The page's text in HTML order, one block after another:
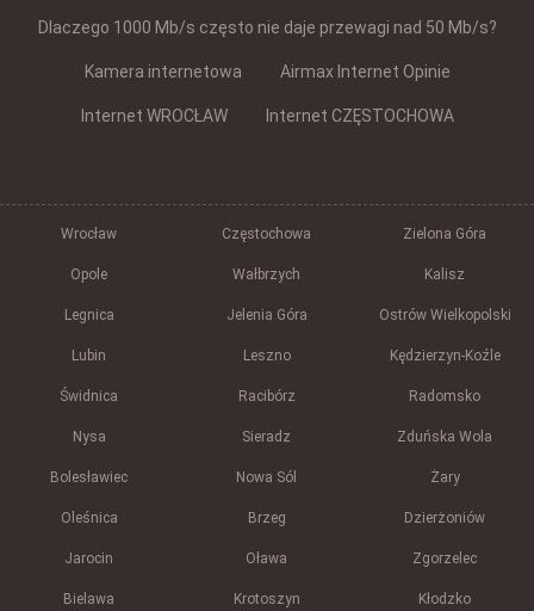
Dlaczego 1000 Mb/s często nie daje przewagi nad 50 Mb/s?
Kamera internetowa Airmax Internet Opinie
Internet WROCŁAW Internet CZĘSTOCHOWA
Wrocław Częstochowa Zielona Góra
Opole Wałbrzych Kalisz
Legnica Jelenia Góra Ostrów Wielkopolski
Lubin Leszno Kędzierzyn-Koźle
Świdnica Racibórz Radomsko
Nysa Sieradz Zduńska Wola
Bolesławiec Nowa Sól Żary
Oleśnica Brzeg Dzierżoniów
Jarocin Oława Zgorzelec
Bielawa Krotoszyn Kłodzko